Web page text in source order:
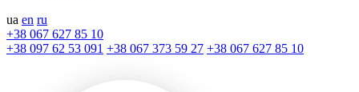
ua en ru
+38 067 627 85 10
+38 097 62 53 091 +38 067 373 59 27 +38 067 627 85 10